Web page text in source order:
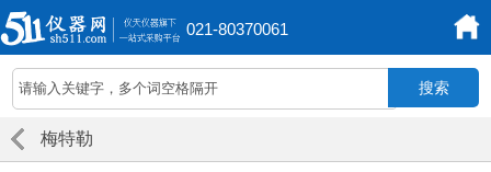
021-80370061
梅特勒